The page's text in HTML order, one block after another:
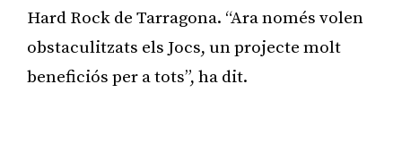
Hard Rock de Tarragona. “Ara només volen
obstaculitzats els Jocs, un projecte molt
beneficiós per a tots”, ha dit.